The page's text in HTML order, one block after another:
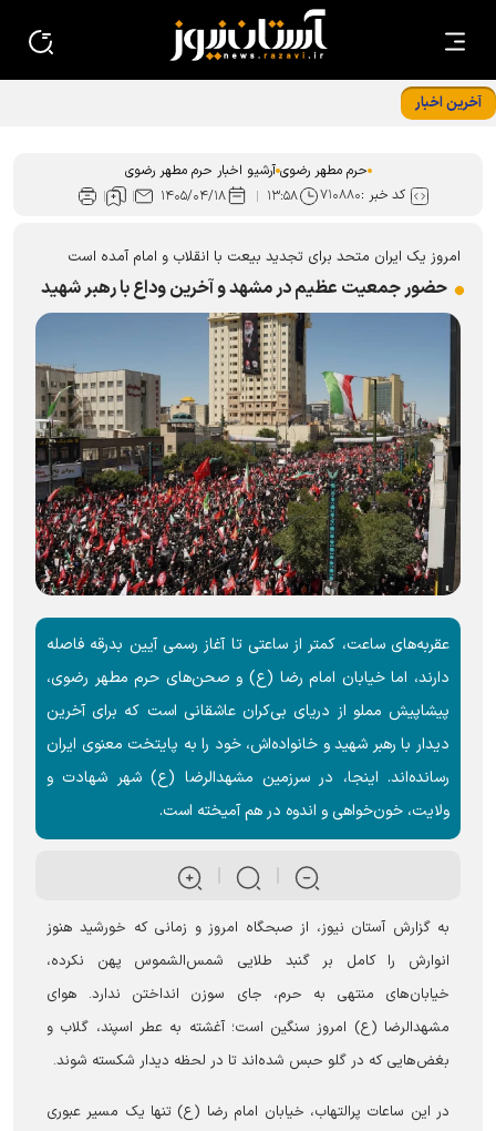
آخرین اخبار
حرم مطهر رضوی آرشیو اخبار حرم مطهر رضوی
کد خبر :۷۱۰۸۸۰ ۱۳:۵۸ ۱۴۰۵/۰۴/۱۸
امروز یک ایران متحد برای تجدید بیعت با انقلاب و امام آمده است
حضور جمعیت عظیم در مشهد و آخرین وداع با رهبر شهید
عقربه‌های ساعت، کمتر از ساعتی تا آغاز رسمی آیین بدرقه فاصله
دارند، اما خیابان امام رضا (ع) و صحن‌های حرم مطهر رضوی،
پیشاپیش مملو از دریای بی‌کران عاشقانی است که برای آخرین
دیدار با رهبر شهید و خانواده‌اش، خود را به پایتخت معنوی ایران
رسانده‌اند. اینجا، در سرزمین مشهدالرضا (ع) شهر شهادت و
ولایت، خون‌خواهی و اندوه در هم آمیخته است.
به گزارش آستان نیوز، از صبحگاه امروز و زمانی که خورشید هنوز
انوارش را کامل بر گنبد طلایی شمس‌الشموس پهن نکرده،
خیابان‌های منتهی به حرم، جای سوزن انداختن ندارد. هوای
مشهدالرضا (ع) امروز سنگین است؛ آغشته به عطر اسپند، گلاب و
بغض‌هایی که در گلو حبس شده‌اند تا در لحظه دیدار شکسته شوند.
در این ساعات پرالتهاب، خیابان امام رضا (ع) تنها یک مسیر عبوری